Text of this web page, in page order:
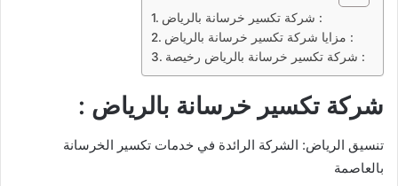
شركة تكسير خرسانة بالرياض :
مزايا شركة تكسير خرسانة بالرياض :
شركة تكسير خرسانة بالرياض رخيصة :
شركة تكسير خرسانة بالرياض :
تنسيق الرياض: الشركة الرائدة في خدمات تكسير الخرسانة
بالعاصمة